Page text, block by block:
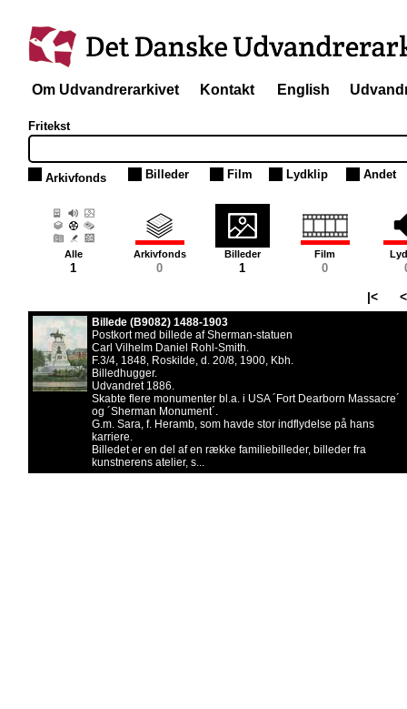
Om Udvandrerarkivet Kontakt English
Fritekst
Arkivfonds Billeder Film Lydklip Andet
1
Arkivfonds
0 1
Film
0
Postkort med billede af Sherman-statuen
Carl Vilhelm Daniel Rohl-Smith.
F.3/4, 1848, Roskilde, d. 20/8, 1900, Kbh.
Billedhugger.
Udvandret 1886.
Skabte flere monumenter bl.a. i USA ´Fort Dearborn Massacre´
og ´Sherman Monument´.
G.m. Sara, f. Heramb, som havde stor indflydelse på hans
karriere.
Billedet er en del af en række familiebilleder, billeder fra
kunstnerens atelier, s...